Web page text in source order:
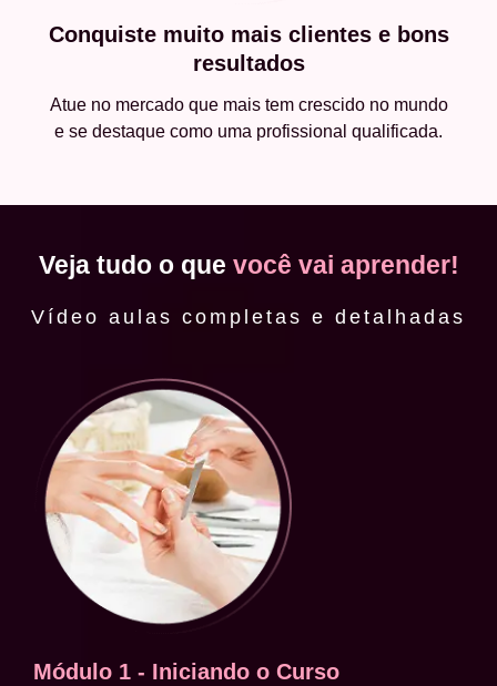
Conquiste muito mais clientes e bons
resultados
Atue no mercado que mais tem crescido no mundo
e se destaque como uma profissional qualificada.
Veja tudo o que você vai aprender!
Vídeo aulas completas e detalhadas
Módulo 1 - Iniciando o Curso